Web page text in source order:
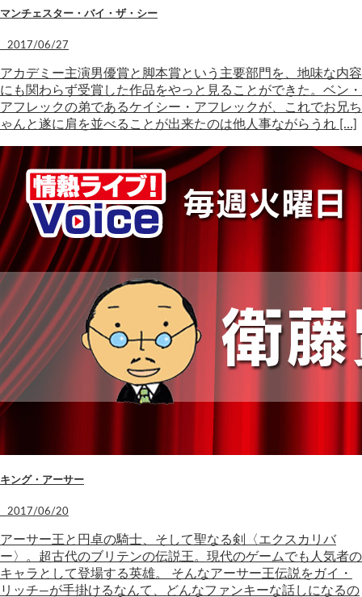
マンチェスター・バイ・ザ・シー
2017/06/27
アカデミー主演男優賞と脚本賞という主要部門を、地味な内容
にも関わらず受賞した作品をやっと見ることができた。ベン・
アフレックの弟であるケイシー・アフレックが、これでお兄ち
ゃんと遂に肩を並べることが出来たのは他人事ながらうれ […]
キング・アーサー
2017/06/20
アーサー王と円卓の騎士、そして聖なる剣〈エクスカリバ
ー〉。超古代のブリテンの伝説王。現代のゲームでも人気者の
キャラとして登場する英雄。 そんなアーサー王伝説をガイ・
リッチ―が手掛けるなんて、どんなファンキーな話しになるの